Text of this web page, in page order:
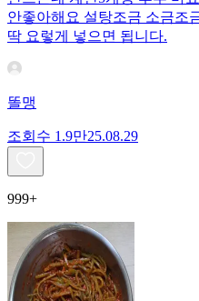
안좋아해요 설탕조금 소금조
딱 요렇게 넣으면 됩니다.
똘맹
조회수 1.9만25.08.29
999+